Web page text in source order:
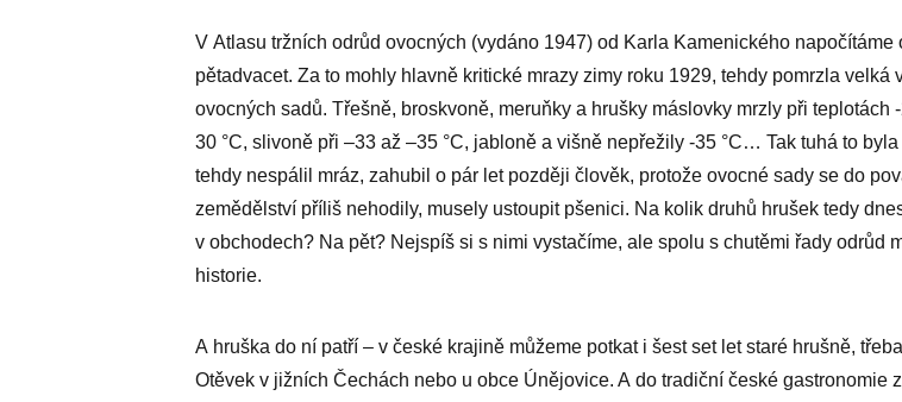
V Atlasu tržních odrůd ovocných (vydáno 1947) od Karla Kamenického napočítáme
pětadvacet. Za to mohly hlavně kritické mrazy zimy roku 1929, tehdy pomrzla velká
ovocných sadů. Třešně, broskvoně, meruňky a hrušky máslovky mrzly při teplotách
30 °C, slivoně při –33 až –35 °C, jabloně a višně nepřežily -35 °C… Tak tuhá to
tehdy nespálil mráz, zahubil o pár let později člověk, protože ovocné sady se do
zemědělství příliš nehodily, musely ustoupit pšenici. Na kolik druhů hrušek tedy
v obchodech? Na pět? Nejspíš si s nimi vystačíme, ale spolu s chutěmi řady odrůd
historie.
A hruška do ní patří – v české krajině můžeme potkat i šest set let staré hrušně,
Otěvek v jižních Čechách nebo u obce Únějovice. A do tradiční české gastronomie